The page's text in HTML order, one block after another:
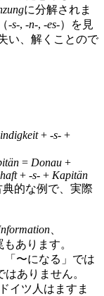
に分解されま
‑s‑, ‑n‑, ‑es‑）を見
い、解くことので
+ ‑s‑ +
= Donau +
+ ‑s‑ + Kapitän
典的な例で、実際
、
あります。
「〜になる」では
ありません。
イツ人はますま